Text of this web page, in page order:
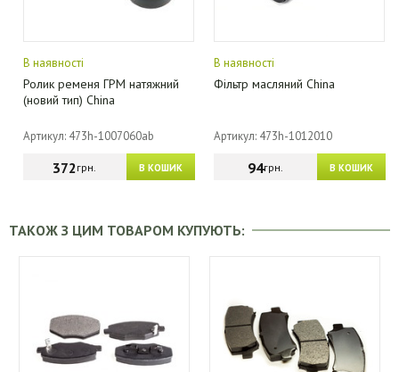
В наявності
Ролик ременя ГРМ натяжний
(новий тип) China
Артикул: 473h-1007060ab
В КОШИК
372грн.
В наявності
Фільтр масляний China
Артикул: 473h-1012010
В КОШИК
94грн.
ТАКОЖ З ЦИМ ТОВАРОМ КУПУЮТЬ: